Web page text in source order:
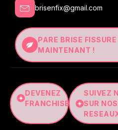
brisenfix@gmail.com
PARE BRISE
MAINTENANT !
DEVENEZ
FRANCHISÉ
SUIVEZ
SUR NOS